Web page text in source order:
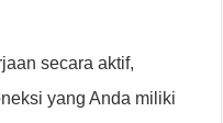
secara aktif,
yang Anda miliki